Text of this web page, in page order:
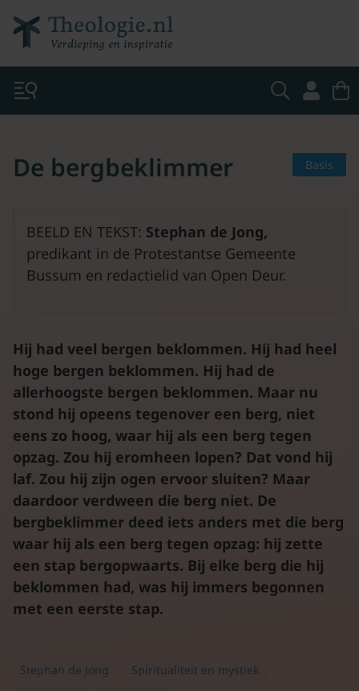
Basis
De bergbeklimmer
BEELD EN TEKST: Stephan de Jong,
predikant in de Protestantse Gemeente
Bussum en redactielid van Open Deur.
Hij had veel bergen beklommen. Hij had heel
hoge bergen beklommen. Hij had de
allerhoogste bergen beklommen. Maar nu
stond hij opeens tegenover een berg, niet
eens zo hoog, waar hij als een berg tegen
opzag. Zou hij eromheen lopen? Dat vond hij
laf. Zou hij zijn ogen ervoor sluiten? Maar
daardoor verdween die berg niet. De
bergbeklimmer deed iets anders met die berg
waar hij als een berg tegen opzag: hij zette
een stap bergopwaarts. Bij elke berg die hij
beklommen had, was hij immers begonnen
met een eerste stap.
Stephan de Jong
Spiritualiteit en mystiek